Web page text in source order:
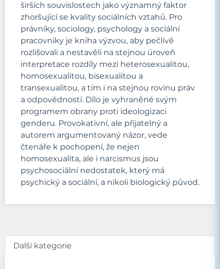
širších souvislostech jako významný faktor
zhoršující se kvality sociálních vztahů. Pro
právníky, sociology, psychology a sociální
pracovníky je kniha výzvou, aby pečlivě
rozlišovali a nestavěli na stejnou úroveň
interpretace rozdíly mezi heterosexualitou,
homosexualitou, bisexualitou a
transexualitou, a tím i na stejnou rovinu práv
a odpovědností. Dílo je vyhraněné svým
programem obrany proti ideologizaci
genderu. Provokativní, ale přijatelný a
autorem argumentovaný názor, vede
čtenáře k pochopení, že nejen
homosexualita, ale i narcismus jsou
psychosociální nedostatek, který má
psychický a sociální, a nikoli biologický původ.
Další kategorie